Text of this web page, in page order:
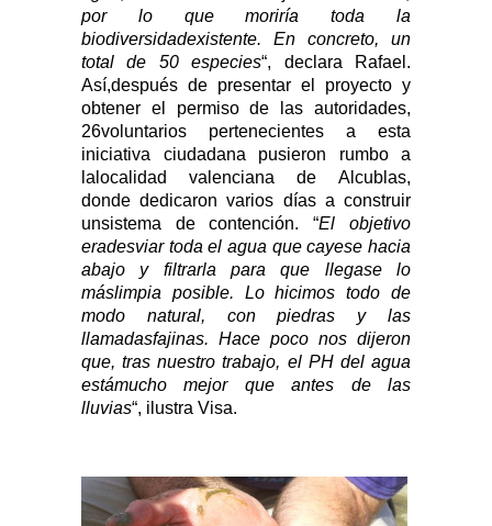
por lo que moriría toda la
biodiversidadexistente. En concreto, un
total de 50 especies“, declara Rafael.
Así,después de presentar el proyecto y
obtener el permiso de las autoridades,
26voluntarios pertenecientes a esta
iniciativa ciudadana pusieron rumbo a
lalocalidad valenciana de Alcublas,
donde dedicaron varios días a construir
unsistema de contención. “El objetivo
eradesviar toda el agua que cayese hacia
abajo y filtrarla para que llegase lo
máslimpia posible. Lo hicimos todo de
modo natural, con piedras y las
llamadasfajinas. Hace poco nos dijeron
que, tras nuestro trabajo, el PH del agua
estámucho mejor que antes de las
lluvias“, ilustra Visa.